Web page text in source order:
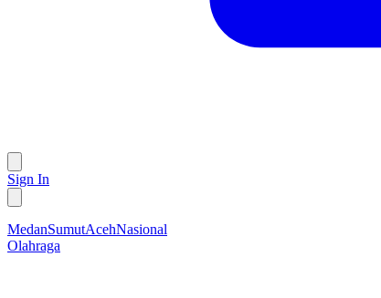
Sign In
MedanSumutAcehNasional
Olahraga